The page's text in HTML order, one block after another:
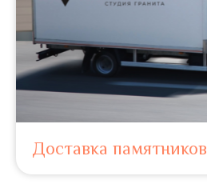
Доставка памятников